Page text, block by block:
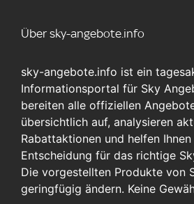
Über sky-angebote.info
sky-angebote.info ist ein
Informationsportal für Sky
bereiten alle offiziellen
übersichtlich auf, analysieren
Rabattaktionen und helfen
Entscheidung für das richtige
Die vorgestellten Produkte von
geringfügig ändern. Keine